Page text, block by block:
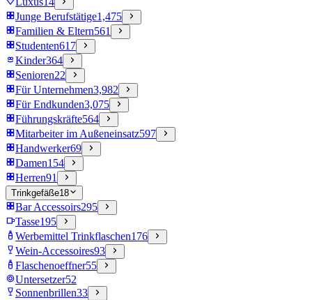
Junge Berufstätige1,475
Familien & Eltern561
Studenten617
Kinder364
Senioren22
Für Unternehmen3,982
Für Endkunden3,075
Führungskräfte564
Mitarbeiter im Außeneinsatz597
Handwerker69
Damen154
Herren91
Trinkgefäße18
Bar Accessoirs295
Tasse195
Werbemittel Trinkflaschen176
Wein-Accessoires93
Flaschenoeffner55
Untersetzer52
Sonnenbrillen33